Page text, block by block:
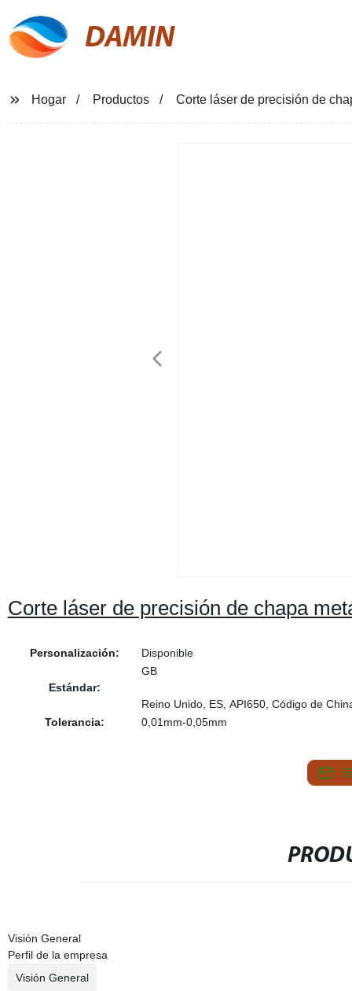
DAMIN
Hogar Productos Corte láser de precisión de
Corte láser de precisión de chapa
Personalización: Disponible
Estándar:
GB
Reino Unido, ES, API650, Código de
Tolerancia:
0,01mm-0,05mm
Visión General
Perfil de la empresa
Visión General